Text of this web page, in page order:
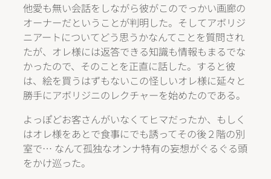
他愛も無い会話をしながら彼がこのでっかい画廊の
オーナーだということが判明した。そしてアボリジ
ニアートについてどう思うかなんてことを質問され
たが、オレ様には返答できる知識も情報もまるでな
かったので、そのことを正直に話した。すると彼
は、絵を買うはずもないこの怪しいオレ様に延々と
勝手にアボリジニのレクチャーを始めたのである。
よっぽどお客さんがいなくてヒマだったか、もしく
はオレ様をあとで食事にでも誘ってその後２階の別
室で… なんて孤独なオンナ特有の妄想がぐるぐる頭
をかけ巡った。